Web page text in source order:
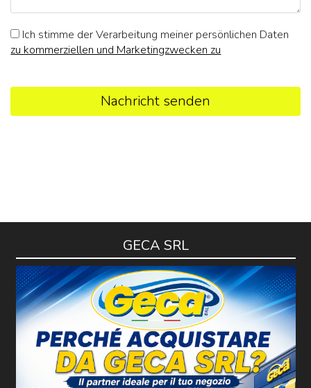
Ich stimme der Verarbeitung meiner persönlichen Daten
zu kommerziellen und Marketingzwecken zu
Nachricht senden
GECA SRL